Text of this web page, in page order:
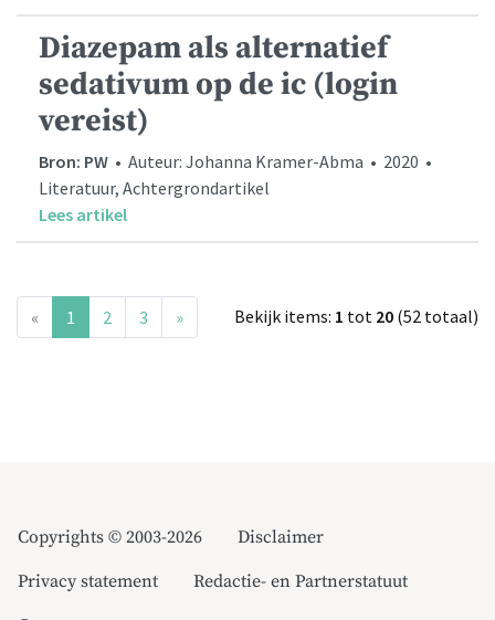
Diazepam als alternatief
sedativum op de ic (login
vereist)
Bron: PW • Auteur: Johanna Kramer-Abma • 2020 •
Literatuur, Achtergrondartikel
Lees artikel
« 1 (current)
2 3 » Bekijk items: 1 tot 20 (52 totaal)
Copyrights © 2003-2026
Disclaimer
Privacy statement
Redactie- en Partnerstatuut